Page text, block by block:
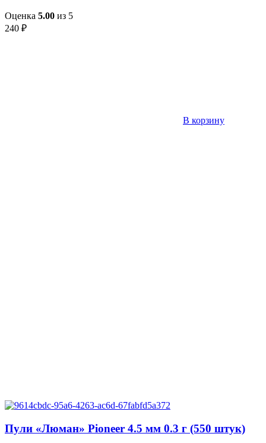
Оценка 5.00 из 5
240 ₽
В корзину
Пули «Люман» Pioneer 4.5 мм 0.3 г (550 штук)